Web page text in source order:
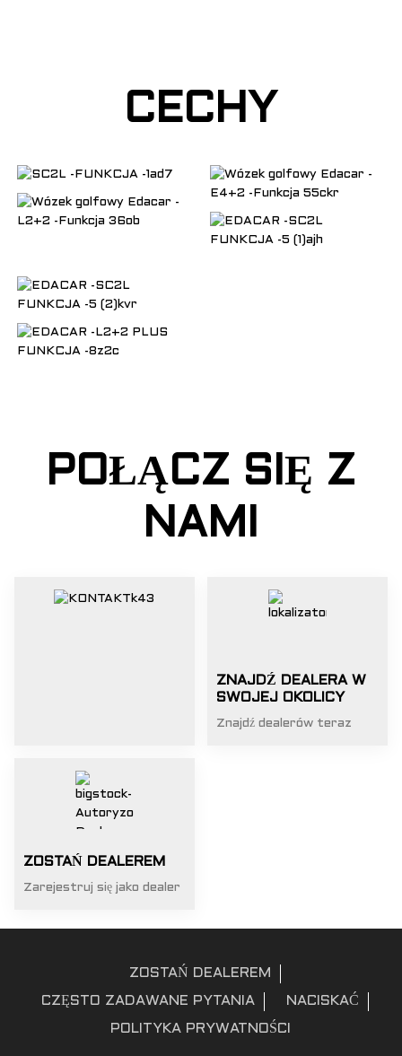
CECHY
POŁĄCZ SIĘ Z
NAMI
ZNAJDŹ DEALERA W
SWOJEJ OKOLICY
Znajdź dealerów teraz
ZOSTAŃ DEALEREM
Zarejestruj się jako dealer
ZOSTAŃ DEALEREM
CZĘSTO ZADAWANE PYTANIA NACISKAĆ
POLITYKA PRYWATNOŚCI